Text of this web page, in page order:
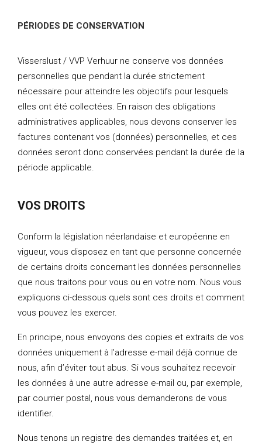
PÉRIODES DE CONSERVATION
Visserslust / VVP Verhuur ne conserve vos données
personnelles que pendant la durée strictement
nécessaire pour atteindre les objectifs pour lesquels
elles ont été collectées. En raison des obligations
administratives applicables, nous devons conserver les
factures contenant vos (données) personnelles, et ces
données seront donc conservées pendant la durée de la
période applicable.
VOS DROITS
Conform la législation néerlandaise et européenne en
vigueur, vous disposez en tant que personne concernée
de certains droits concernant les données personnelles
que nous traitons pour vous ou en votre nom. Nous vous
expliquons ci-dessous quels sont ces droits et comment
vous pouvez les exercer.
En principe, nous envoyons des copies et extraits de vos
données uniquement à l’adresse e-mail déjà connue de
nous, afin d’éviter tout abus. Si vous souhaitez recevoir
les données à une autre adresse e-mail ou, par exemple,
par courrier postal, nous vous demanderons de vous
identifier.
Nous tenons un registre des demandes traitées et, en